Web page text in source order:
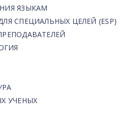
ЯЗЫКАМ
СПЕЦИАЛЬНЫХ ЦЕЛЕЙ (ESP)
УЧЕНЫХ